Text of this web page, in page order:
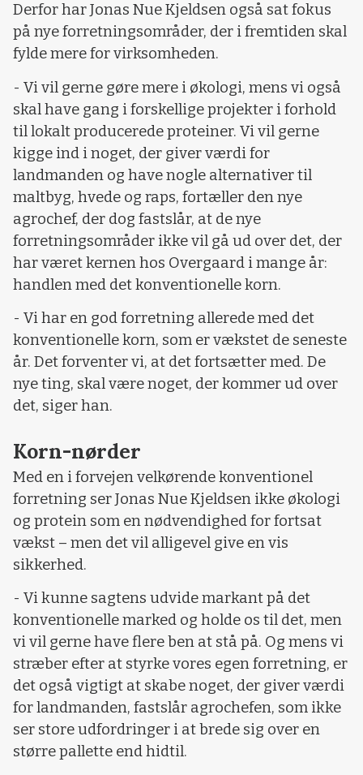
Derfor har Jonas Nue Kjeldsen også sat fokus
på nye forretningsområder, der i fremtiden skal
fylde mere for virksomheden.
- Vi vil gerne gøre mere i økologi, mens vi også
skal have gang i forskellige projekter i forhold
til lokalt producerede proteiner. Vi vil gerne
kigge ind i noget, der giver værdi for
landmanden og have nogle alternativer til
maltbyg, hvede og raps, fortæller den nye
agrochef, der dog fastslår, at de nye
forretningsområder ikke vil gå ud over det, der
har været kernen hos Overgaard i mange år:
handlen med det konventionelle korn.
- Vi har en god forretning allerede med det
konventionelle korn, som er vækstet de seneste
år. Det forventer vi, at det fortsætter med. De
nye ting, skal være noget, der kommer ud over
det, siger han.
Korn-nørder
Med en i forvejen velkørende konventionel
forretning ser Jonas Nue Kjeldsen ikke økologi
og protein som en nødvendighed for fortsat
vækst – men det vil alligevel give en vis
sikkerhed.
- Vi kunne sagtens udvide markant på det
konventionelle marked og holde os til det, men
vi vil gerne have flere ben at stå på. Og mens vi
stræber efter at styrke vores egen forretning, er
det også vigtigt at skabe noget, der giver værdi
for landmanden, fastslår agrochefen, som ikke
ser store udfordringer i at brede sig over en
større pallette end hidtil.